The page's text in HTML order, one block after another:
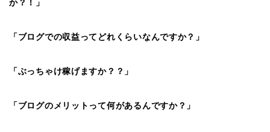
か？！」
「ブログでの収益ってどれくらいなんですか？」
「ぶっちゃけ稼げますか？？」
「ブログのメリットって何があるんですか？」